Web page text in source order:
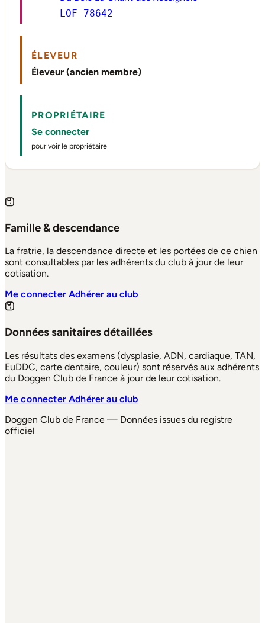
LOF 78642
ÉLEVEUR
Éleveur (ancien membre)
PROPRIÉTAIRE
Se connecter
pour voir le propriétaire
Famille & descendance
La fratrie, la descendance directe et les portées de ce chien
sont consultables par les adhérents du club à jour de leur
cotisation.
Me connecterAdhérer au club
Données sanitaires détaillées
Les résultats des examens (dysplasie, ADN, cardiaque, TAN,
EuDDC, carte dentaire, couleur) sont réservés aux adhérents
du Doggen Club de France à jour de leur cotisation.
Me connecterAdhérer au club
Doggen Club de France — Données issues du registre
officiel